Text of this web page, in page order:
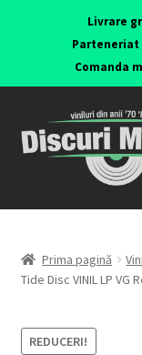
Livrare
Parteneriat
Comanda
Viniluri ediții
CD-uri originale
Prima pagină
Tide Disc VINIL LP VG
REDUCERI!